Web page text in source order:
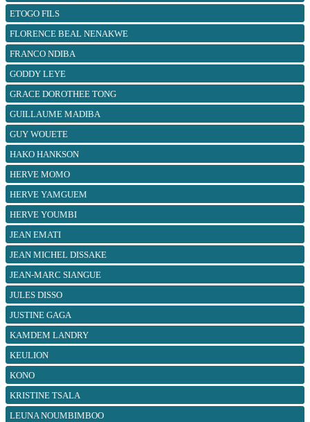
ETOGO FILS
FLORENCE BEAL NENAKWE
FRANCO NDIBA
GODDY LEYE
GRACE DOROTHEE TONG
GUILLAUME MADIBA
GUY WOUETE
HAKO HANKSON
HERVE MOMO
HERVE YAMGUEM
HERVE YOUMBI
JEAN EMATI
JEAN MICHEL DISSAKE
JEAN-MARC SIANGUE
JULES DISSO
JUSTINE GAGA
KAMDEM LANDRY
KEULION
KONO
KRISTINE TSALA
LEUNA NOUMBIMBOO